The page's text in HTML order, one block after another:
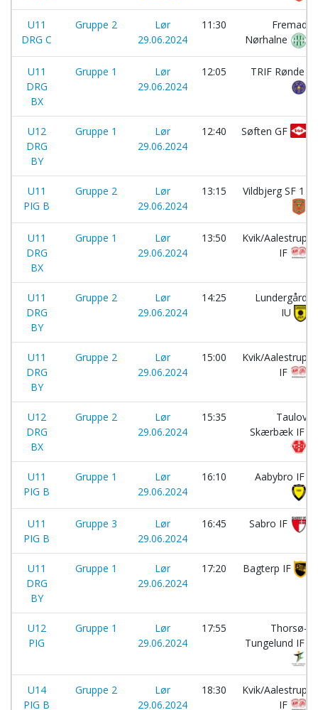
U11
DRG C
Gruppe 2
Lør
29.06.2024
11:30
Fremad
Nørhalne
U11
DRG
BX
Gruppe 1
Lør
29.06.2024
12:05 TRIF Rønde
U12
DRG
BY
Gruppe 1
Lør
29.06.2024
12:40 Søften GF
U11
PIG B
Gruppe 2
Lør
29.06.2024
13:15 Vildbjerg SF 1
U11
DRG
BX
Gruppe 1
Lør
29.06.2024
13:50
Kvik/Aalestrup
IF
U11
DRG
BY
Gruppe 2
Lør
29.06.2024
14:25
Lundergård
IU
U11
DRG
BY
Gruppe 2
Lør
29.06.2024
15:00
Kvik/Aalestrup
IF
U12
DRG
BX
Gruppe 2
Lør
29.06.2024
15:35
Taulov
Skærbæk IF
U11
PIG B
Gruppe 1
Lør
29.06.2024
16:10 Aabybro IF
U11
PIG B
Gruppe 3
Lør
29.06.2024
16:45 Sabro IF
U11
DRG
BY
Gruppe 1
Lør
29.06.2024
17:20 Bagterp IF
U12
PIG
Gruppe 1
Lør
29.06.2024
17:55
Thorsø-
Tungelund IF
U14
PIG B
Gruppe 2
Lør
29.06.2024
18:30
Kvik/Aalestrup
IF